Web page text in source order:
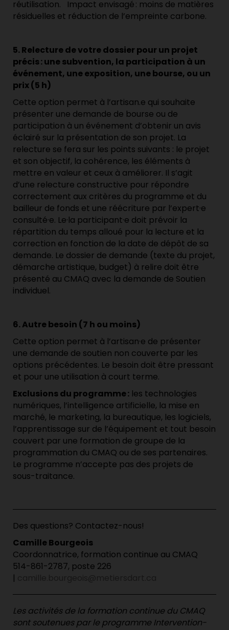
réutilisation. Impact envisagé : moins de matières
résiduelles et réduction de l’empreinte carbone.
5. Relecture de votre dossier pour un projet
précis : une subvention, la participation à un
événement, une exposition, une bourse, ou un
prix (5 h)
Cette option permet à l’artisan.e qui souhaite
présenter une demande de bourse ou de
participation à un événement d’obtenir un avis
éclairé sur la présentation de son projet. La
relecture se fera sur les points suivants : le projet
et son objectif, la cohérence, les éléments à
mettre en valeur et ceux à améliorer. Il s’agit
d’une relecture constructive pour répondre
correctement aux critères du programme et du
bailleur de fonds et une réécriture par l’expert·e
consulté·e. Le·la participant·e doit prévoir la
répartition du temps alloué pour la lecture et la
correction en fonction de la date de dépôt de sa
demande. Le dossier de demande (texte du projet,
démarche artistique, budget) à relire doit être
présenté au CMAQ avec la demande de Soutien
individuel.
6. Autre besoin (7 h ou moins)
Cette option permet à l’artisan·e de présenter
une demande de soutien non couverte par les
options précédentes. Le besoin doit être pressant
et pour une utilisation à court terme.
Exclusions du programme: les technologies
numériques, l’intelligence artificielle, la mise en
marché, le marketing, la bureautique, les logiciels,
l’apprentissage sur de l’équipement et tout besoin
couvert par une formation de groupe de la
programmation du CMAQ ou de ses partenaires.
Le programme n’accepte pas des projets de
sous-traitance.
Des questions? Contactez-nous!
Camille Bourgeois
Coordonnatrice, formation continue au CMAQ
514-861-2787, poste 226
|
Les activités de la formation continue du CMAQ
sont soutenues par le programme Intervention-